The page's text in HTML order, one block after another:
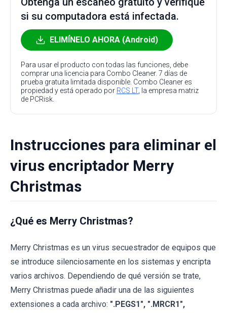
si su computadora está infectada.
ELIMÍNELO AHORA (Android)
Para usar el producto con todas las funciones, debe
comprar una licencia para Combo Cleaner. 7 días de
prueba gratuita limitada disponible. Combo Cleaner es
propiedad y está operado por RCS LT, la empresa matriz
de PCRisk.
Instrucciones para eliminar el
virus encriptador Merry
Christmas
¿Qué es Merry Christmas?
Merry Christmas es un virus secuestrador de equipos que
se introduce silenciosamente en los sistemas y encripta
varios archivos. Dependiendo de qué versión se trate,
Merry Christmas puede añadir una de las siguientes
extensiones a cada archivo: ".PEGS1", ".MRCR1",